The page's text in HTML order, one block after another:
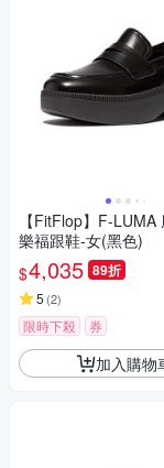
【FitFlop】F-LUMA
樂福跟鞋-女(黑色)
$4,035 89折
5 (2)
限時下殺 券
加入購物